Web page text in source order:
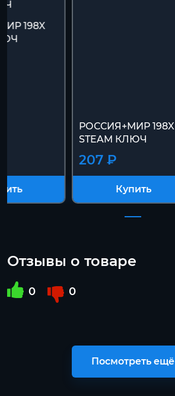
198X
РОССИЯ+МИР 198X
STEAM КЛЮЧ
207 ₽
Купить
Отзывы о товаре
0 0
Посмотреть ещё